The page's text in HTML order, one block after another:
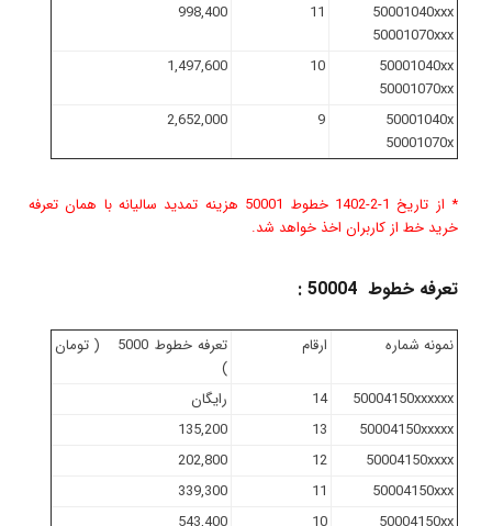
50001040xxx
50001070xxx
11
998,400
50001040xx
50001070xx
10
1,497,600
50001040x
50001070x
9
2,652,000
* از تاریخ 1-2-1402 خطوط 50001 هزینه تمدید سالیانه با همان تعرفه
خرید خط از کاربران اخذ خواهد شد.
تعرفه خطوط 50004 :
نمونه شماره ارقام
تعرفه خطوط 5000 ( تومان
)
50004150xxxxxx
14
رایگان
50004150xxxxx
13
135,200
50004150xxxx
12
202,800
50004150xxx
11
339,300